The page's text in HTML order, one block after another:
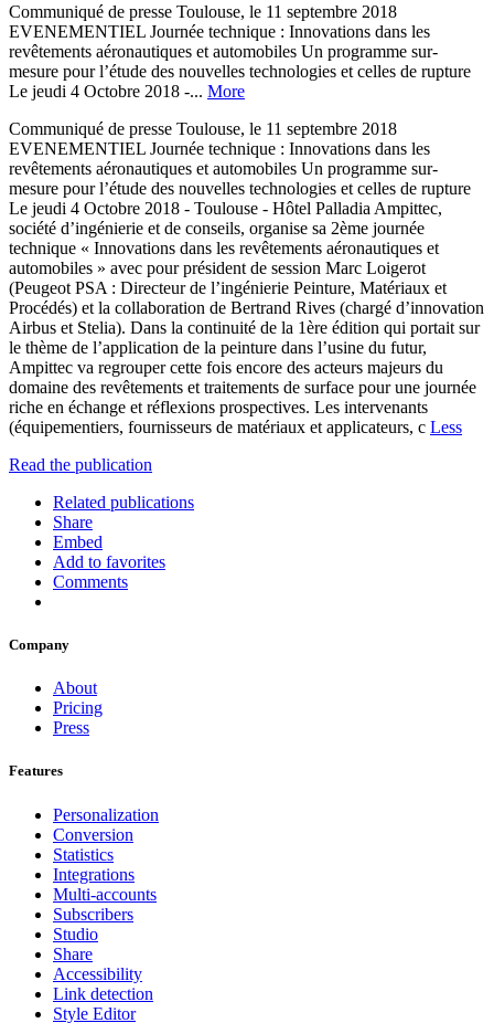
Communiqué de presse Toulouse, le 11 septembre 2018
EVENEMENTIEL Journée technique : Innovations dans les
revêtements aéronautiques et automobiles Un programme sur-
mesure pour l’étude des nouvelles technologies et celles de rupture
Le jeudi 4 Octobre 2018 -... More
Communiqué de presse Toulouse, le 11 septembre 2018
EVENEMENTIEL Journée technique : Innovations dans les
revêtements aéronautiques et automobiles Un programme sur-
mesure pour l’étude des nouvelles technologies et celles de rupture
Le jeudi 4 Octobre 2018 - Toulouse - Hôtel Palladia Ampittec,
société d’ingénierie et de conseils, organise sa 2ème journée
technique « Innovations dans les revêtements aéronautiques et
automobiles » avec pour président de session Marc Loigerot
(Peugeot PSA : Directeur de l’ingénierie Peinture, Matériaux et
Procédés) et la collaboration de Bertrand Rives (chargé d’innovation
Airbus et Stelia). Dans la continuité de la 1ère édition qui portait sur
le thème de l’application de la peinture dans l’usine du futur,
Ampittec va regrouper cette fois encore des acteurs majeurs du
domaine des revêtements et traitements de surface pour une journée
riche en échange et réflexions prospectives. Les intervenants
(équipementiers, fournisseurs de matériaux et applicateurs, c Less
Read the publication
Related publications
Share
Embed
Add to favorites
Comments
Company
About
Pricing
Press
Features
Personalization
Conversion
Statistics
Integrations
Multi-accounts
Subscribers
Studio
Share
Accessibility
Link detection
Style Editor